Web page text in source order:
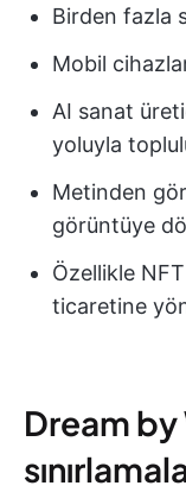
Birden fazla
Mobil
AI sanat
yoluyla
Metinden
görüntüye
Özellikle
ticaretine
Dream